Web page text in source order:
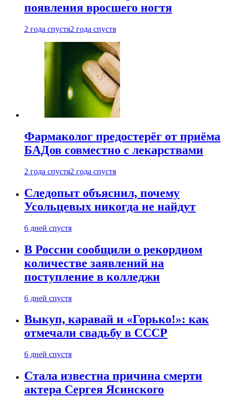
появления вросшего ногтя
2 года спустя2 года спустя
Фармаколог предостерёг от приёма
БАДов совместно с лекарствами
2 года спустя2 года спустя
Следопыт объяснил, почему
Усольцевых никогда не найдут
6 дней спустя
В России сообщили о рекордном
количестве заявлений на
поступление в колледжи
6 дней спустя
Выкуп, каравай и «Горько!»: как
отмечали свадьбу в СССР
6 дней спустя
Стала известна причина смерти
актера Сергея Ясинского